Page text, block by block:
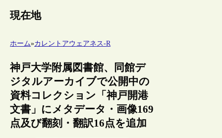
現在地
ホーム»カレントアウェアネス-R
神戸大学附属図書館、同館デ
ジタルアーカイブで公開中の
資料コレクション「神戸開港
文書」にメタデータ・画像169
点及び翻刻・翻訳16点を追加